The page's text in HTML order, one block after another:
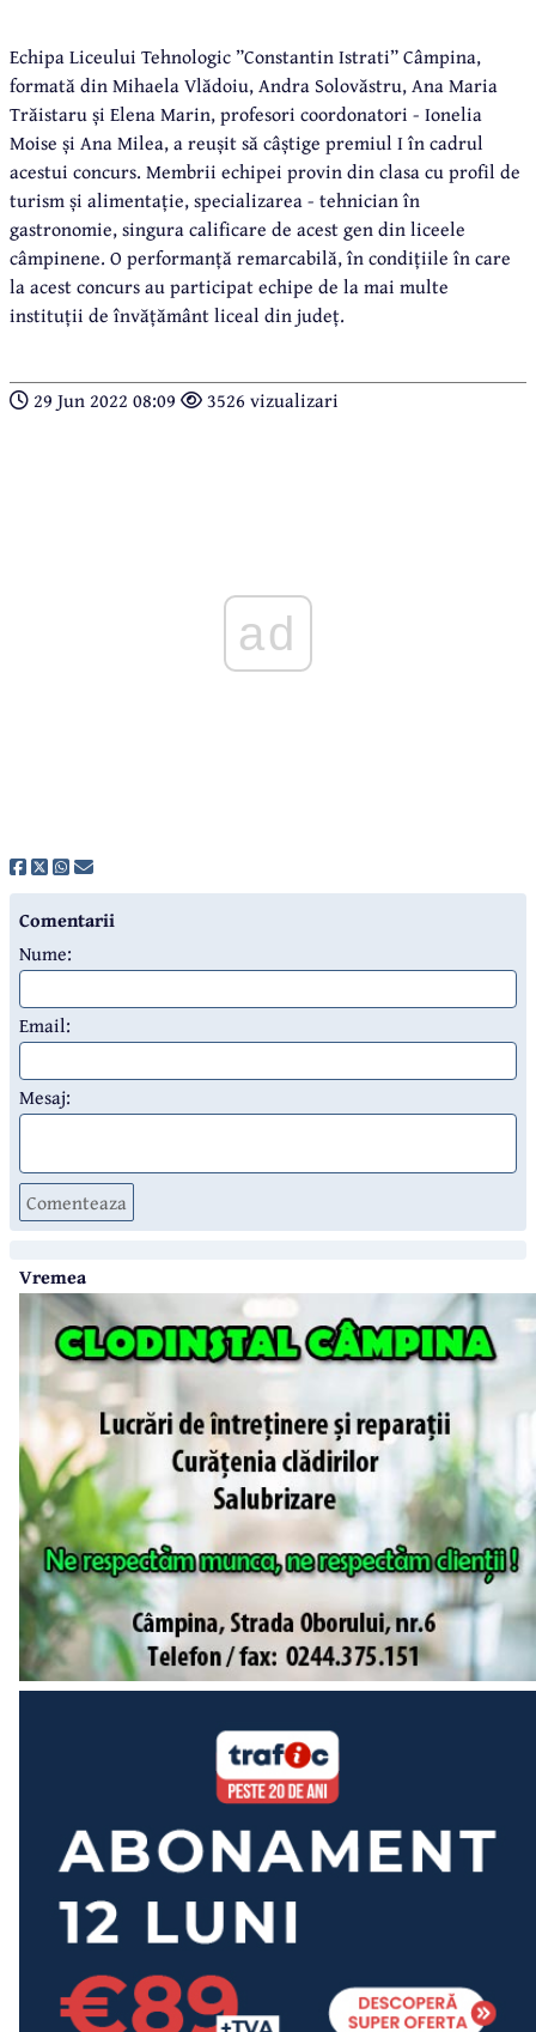
Echipa Liceului Tehnologic ”Constantin Istrati” Câmpina,
formată din Mihaela Vlădoiu, Andra Solovăstru, Ana Maria
Trăistaru și Elena Marin, profesori coordonatori - Ionelia
Moise și Ana Milea, a reușit să câștige premiul I în cadrul
acestui concurs. Membrii echipei provin din clasa cu profil de
turism și alimentație, specializarea - tehnician în
gastronomie, singura calificare de acest gen din liceele
câmpinene. O performanță remarcabilă, în condițiile în care
la acest concurs au participat echipe de la mai multe
instituții de învățământ liceal din județ.
29 Jun 2022 08:09 3526 vizualizari
ad
Comentarii
Nume:
Email:
Mesaj:
Comenteaza
Vremea